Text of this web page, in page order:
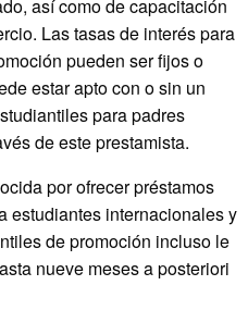
así como de capacitación
Las tasas de interés para
pueden ser fijos o
estar apto con o sin un
para padres
de este prestamista.
por ofrecer préstamos
estudiantes internacionales y
de promoción incluso le
nueve meses a posteriori